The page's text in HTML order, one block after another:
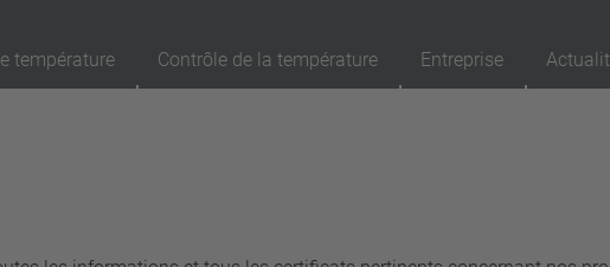
température Contrôle de la température Entreprise
verrouillage (non réinitialisation automatique)